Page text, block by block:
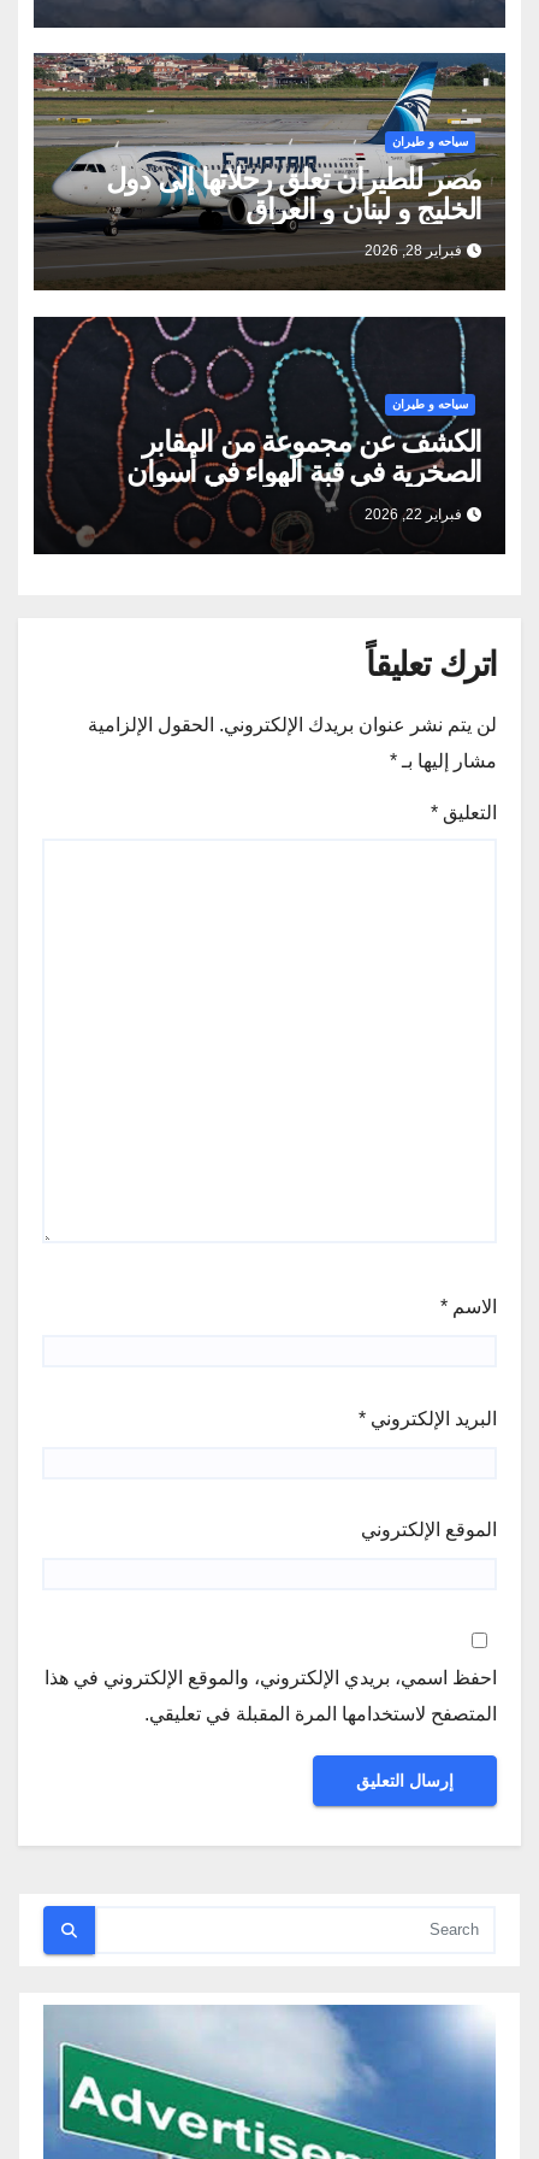
سياحه و طيران
مصر للطيران تعلق رحلاتها إلى دول
الخليج و لبنان و العراق
فبراير 28, 2026
سياحه و طيران
الكشف عن مجموعة من المقابر
الصخرية في قبة الهواء في أسوان
فبراير 22, 2026
اترك تعليقاً
لن يتم نشر عنوان بريدك الإلكتروني. الحقول الإلزامية
مشار إليها بـ *
التعليق *
الاسم *
البريد الإلكتروني *
الموقع الإلكتروني
احفظ اسمي، بريدي الإلكتروني، والموقع الإلكتروني في هذا
المتصفح لاستخدامها المرة المقبلة في تعليقي.